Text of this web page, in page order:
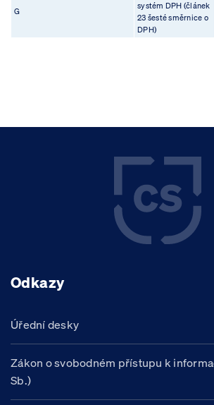
G
systém DPH (článek
23 šesté směrnice o
DPH)
Odkazy
Úřední desky
Zákon o svobodném přístupu k
Sb.)